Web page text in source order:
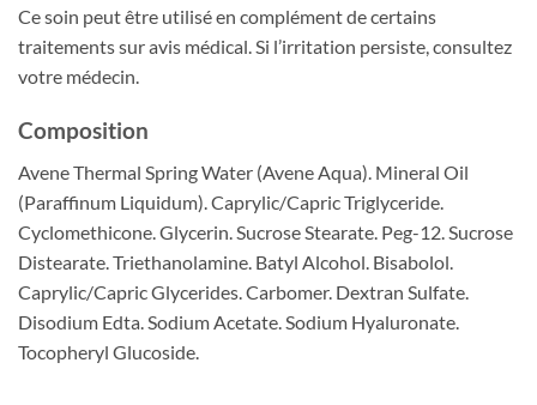
Ce soin peut être utilisé en complément de certains
traitements sur avis médical. Si l’irritation persiste, consultez
votre médecin.
Composition
Avene Thermal Spring Water (Avene Aqua). Mineral Oil
(Paraffinum Liquidum). Caprylic/Capric Triglyceride.
Cyclomethicone. Glycerin. Sucrose Stearate. Peg-12. Sucrose
Distearate. Triethanolamine. Batyl Alcohol. Bisabolol.
Caprylic/Capric Glycerides. Carbomer. Dextran Sulfate.
Disodium Edta. Sodium Acetate. Sodium Hyaluronate.
Tocopheryl Glucoside.